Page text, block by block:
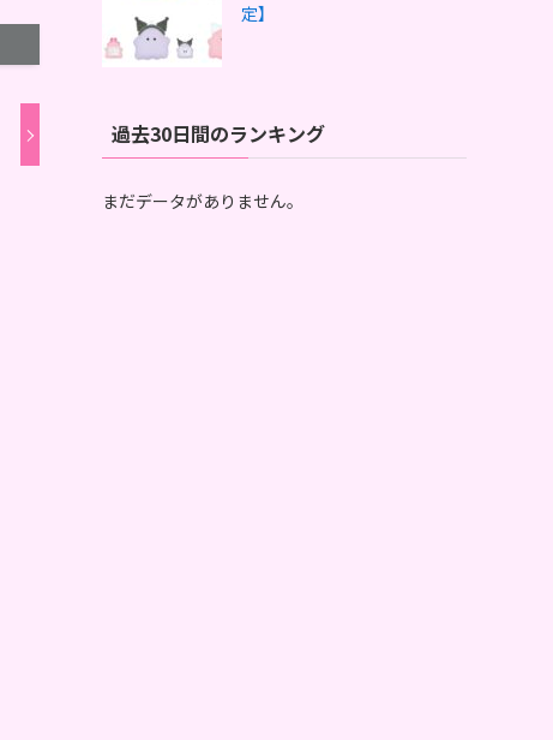
定】
過去30日間のランキング
まだデータがありません。